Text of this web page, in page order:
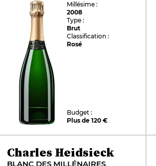
Millésime :
2008
Type :
Brut
Classification :
Rosé
Budget :
Plus de 120 €
Charles Heidsieck
BLANC DES MILLÉNAIRES